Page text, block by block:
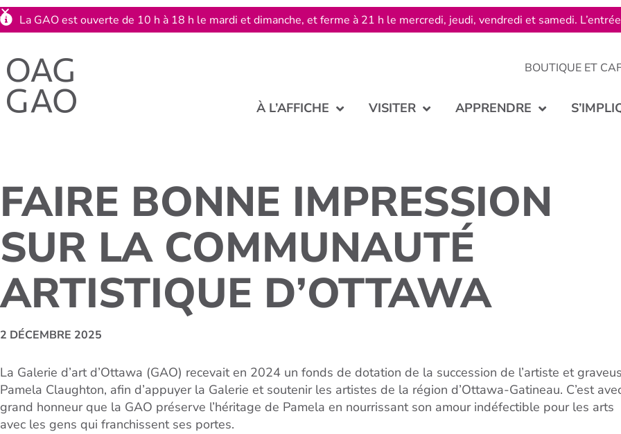
BOUTIQUE ET
À L’AFFICHE VISITER APPRENDRE
FAIRE BONNE IMPRESSION
SUR LA COMMUNAUTÉ
ARTISTIQUE D’OTTAWA
2 DÉCEMBRE 2025
La Galerie d’art d’Ottawa (GAO) recevait en 2024 un fonds de dotation de la succession de l’artiste et
Pamela Claughton, afin d’appuyer la Galerie et soutenir les artistes de la région d’Ottawa-Gatineau. C’est
grand honneur que la GAO préserve l’héritage de Pamela en nourrissant son amour indéfectible pour les arts
avec les gens qui franchissent ses portes.
La GAO est ouverte de 10 h à 18 h le mardi et dimanche, et ferme à 21 h le mercredi, jeudi, vendredi et samedi.